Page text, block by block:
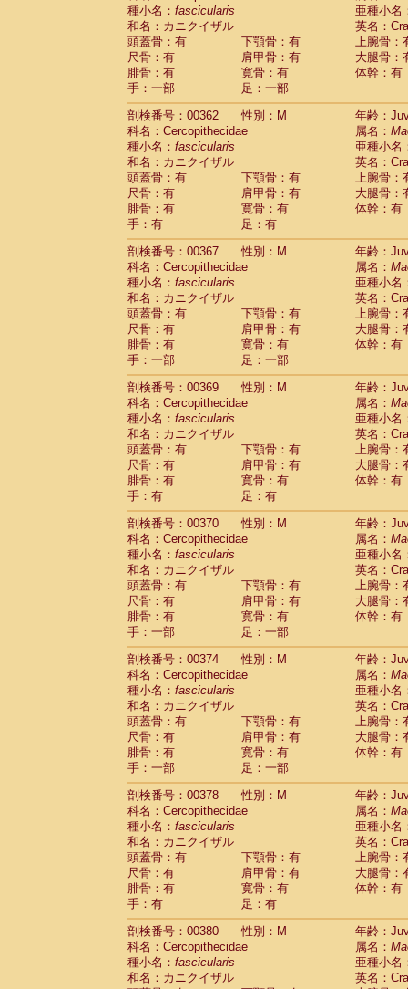
種小名： fascicularis
亜種小名
和名：カニクイザル
英名：
頭蓋骨：有
下顎骨：有
上腕骨：
尺骨：有
肩甲骨：有
大腿骨：
腓骨：有
寛骨：有
体幹：有
手：一部
足：一部
剖検番号：00362
性別：M
年齢：
科名：Cercopithecidae
属名：
種小名： fascicularis
亜種小名
和名：カニクイザル
英名：
頭蓋骨：有
下顎骨：有
上腕骨：
尺骨：有
肩甲骨：有
大腿骨：
腓骨：有
寛骨：有
体幹：有
手：有
足：有
剖検番号：00367
性別：M
年齢：
科名：Cercopithecidae
属名：
種小名： fascicularis
亜種小名
和名：カニクイザル
英名：
頭蓋骨：有
下顎骨：有
上腕骨：
尺骨：有
肩甲骨：有
大腿骨：
腓骨：有
寛骨：有
体幹：有
手：一部
足：一部
剖検番号：00369
性別：M
年齢：
科名：Cercopithecidae
属名：
種小名： fascicularis
亜種小名
和名：カニクイザル
英名：
頭蓋骨：有
下顎骨：有
上腕骨：
尺骨：有
肩甲骨：有
大腿骨：
腓骨：有
寛骨：有
体幹：有
手：有
足：有
剖検番号：00370
性別：M
年齢：
科名：Cercopithecidae
属名：
種小名： fascicularis
亜種小名
和名：カニクイザル
英名：
頭蓋骨：有
下顎骨：有
上腕骨：
尺骨：有
肩甲骨：有
大腿骨：
腓骨：有
寛骨：有
体幹：有
手：一部
足：一部
剖検番号：00374
性別：M
年齢：
科名：Cercopithecidae
属名：
種小名： fascicularis
亜種小名
和名：カニクイザル
英名：
頭蓋骨：有
下顎骨：有
上腕骨：
尺骨：有
肩甲骨：有
大腿骨：
腓骨：有
寛骨：有
体幹：有
手：一部
足：一部
剖検番号：00378
性別：M
年齢：
科名：Cercopithecidae
属名：
種小名： fascicularis
亜種小名
和名：カニクイザル
英名：
頭蓋骨：有
下顎骨：有
上腕骨：
尺骨：有
肩甲骨：有
大腿骨：
腓骨：有
寛骨：有
体幹：有
手：有
足：有
剖検番号：00380
性別：M
年齢：
科名：Cercopithecidae
属名：
種小名： fascicularis
亜種小名
和名：カニクイザル
英名：